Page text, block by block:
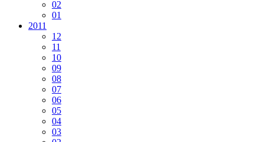
02
01
2011
12
11
10
09
08
07
06
05
04
03